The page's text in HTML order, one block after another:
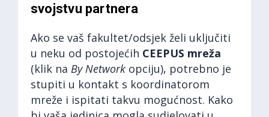
svojstvu partnera
Ako se vaš fakultet/odsjek želi uključiti
u neku od postojećih CEEPUS mreža
(klik na By Network opciju), potrebno je
stupiti u kontakt s koordinatorom
mreže i ispitati takvu mogućnost. Kako